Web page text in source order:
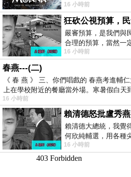
16 小時前
狂砍公視預算，
嚴審預算，是我們與
合理的預算，當然一
要編列公視和Taiwan
16 小時前
春燕---(二)
《 春 燕 》 三、你們唱戲的 春燕考進輔
上在學校附近的餐廳當外場。寒暑假白天
16 小時前
賴清德怒批盧秀
賴清德大總統，我覺
何欣純輔選，用各種
罵她施政滿意度輸給
16 小時前